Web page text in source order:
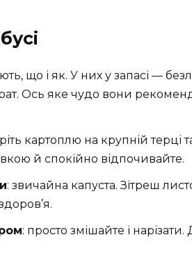
що і як. У них у запасі —
Ось яке чудо вони
картоплю на крупній терці
й спокійно відпочивайте.
: звичайна капуста. Зітреш
: просто змішайте і нарізати.